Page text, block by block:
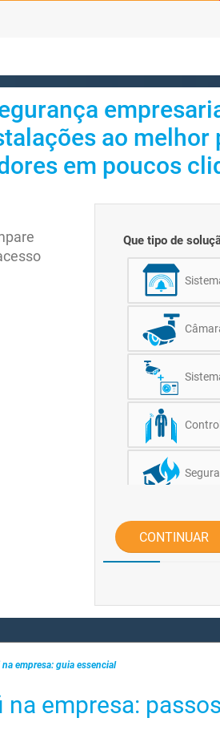
ao melhor
em poucos
Que tipo de
CONTINUAR
empresa: guia essencial
empresa: passos